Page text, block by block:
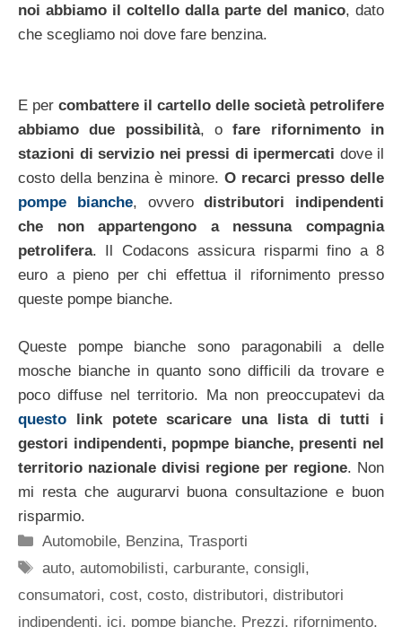
noi abbiamo il coltello dalla parte del manico, dato
che scegliamo noi dove fare benzina.
E per combattere il cartello delle società petrolifere
abbiamo due possibilità, ofare rifornimento in
stazioni di servizio nei pressi di ipermercati dove il
costo della benzina è minore. O recarci presso delle
pompe bianche, ovverodistributori indipendenti
che non appartengono a nessuna compagnia
petrolifera. Il Codacons assicura risparmi fino a 8
euro a pieno per chi effettua il rifornimento presso
queste pompe bianche.
Queste pompe bianche sono paragonabili a delle
mosche bianche in quanto sono difficili da trovare e
poco diffuse nel territorio. Ma non preoccupatevi da
questo link potete scaricare una lista di tutti i
gestori indipendenti, popmpe bianche, presenti nel
territorio nazionale divisi regione per regione. Non
mi resta che augurarvi buona consultazione e buon
risparmio.
Categorie
Automobile, Benzina,Trasporti
Tag
auto,automobilisti,carburante,consigli,
consumatori, cost, costo, distributori, distributori
indipendenti, ici, pompe bianche, Prezzi, rifornimento,